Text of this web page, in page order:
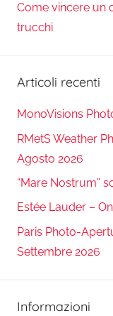
Come vincere un
trucchi
Articoli recenti
MonoVisions
RMetS Weather
Agosto 2026
“Mare Nostrum”
Estée Lauder –
Paris Photo-
Settembre 2026
Informazioni